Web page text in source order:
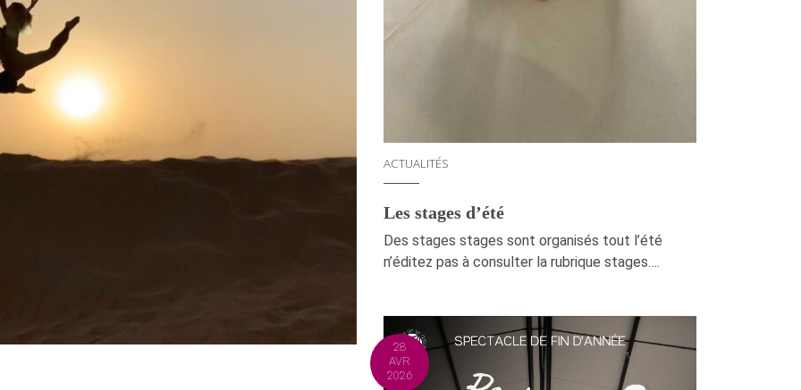
ACTUALITÉS
Les stages d’été
Des stages stages sont organisés tout l’été
n’éditez pas à consulter la rubrique stages….
28
AVR
2026